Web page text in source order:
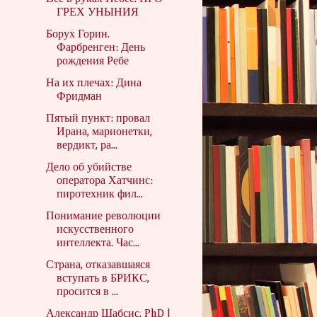
ГРЕХ УНЫНИЯ
Борух Горин.
Фарбренген: День
рождения Ребе
На их плечах: Дина
Фридман
Пятый пункт: провал
Ирана, марионетки,
вердикт, ра...
Дело об убийстве
оператора Хатчинс:
пиротехник фил...
Понимание революции
искусственного
интеллекта. Час...
Страна, отказавшаяся
вступать в БРИКС,
просится в ...
Александр Шабсис, PhD |